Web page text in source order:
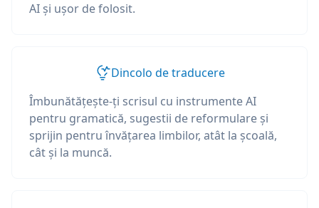
AI și ușor de folosit.
Dincolo de traducere
Îmbunătățește-ți scrisul cu instrumente AI
pentru gramatică, sugestii de reformulare și
sprijin pentru învățarea limbilor, atât la școală,
cât și la muncă.